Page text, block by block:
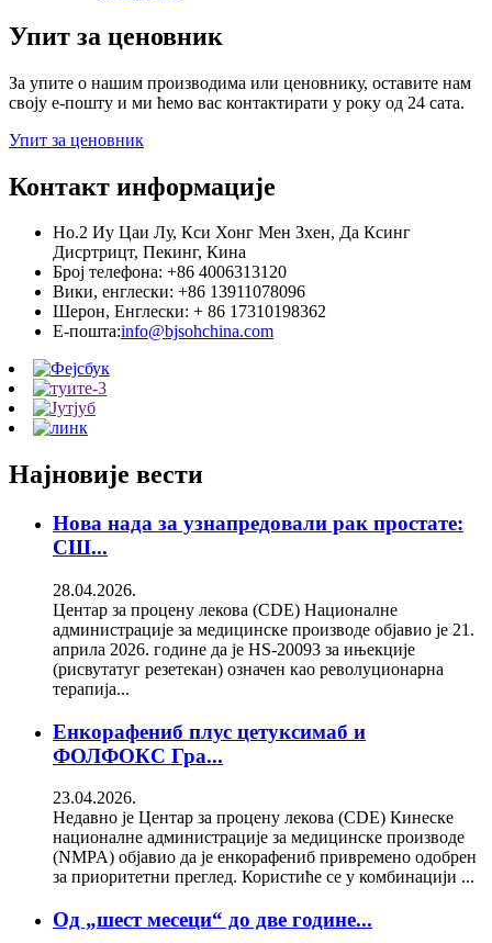
Упит за ценовник
За упите о нашим производима или ценовнику, оставите нам
своју е-пошту и ми ћемо вас контактирати у року од 24 сата.
Упит за ценовник
Контакт информације
Но.2 Иу Цаи Лу, Кси Хонг Мен Зхен, Да Ксинг
Дисртрицт, Пекинг, Кина
Број телефона: +86 4006313120
Вики, енглески: +86 13911078096
Шерон, Енглески: + 86 17310198362
Е-пошта:info@bjsohchina.com
Најновије вести
Нова нада за узнапредовали рак простате:
СШ...
28.04.2026.
Центар за процену лекова (CDE) Националне
администрације за медицинске производе објавио је 21.
априла 2026. године да је HS-20093 за ињекције
(рисвутатуг резетекан) означен као револуционарна
терапија...
Енкорафениб плус цетуксимаб и
ФОЛФОКС Гра...
23.04.2026.
Недавно је Центар за процену лекова (CDE) Кинеске
националне администрације за медицинске производе
(NMPA) објавио да је енкорафениб привремено одобрен
за приоритетни преглед. Користиће се у комбинацији ...
Од „шест месеци“ до две године...